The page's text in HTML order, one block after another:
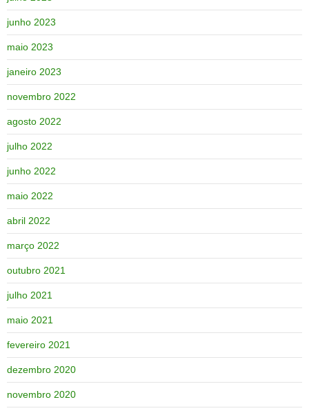
junho 2023
maio 2023
janeiro 2023
novembro 2022
agosto 2022
julho 2022
junho 2022
maio 2022
abril 2022
março 2022
outubro 2021
julho 2021
maio 2021
fevereiro 2021
dezembro 2020
novembro 2020